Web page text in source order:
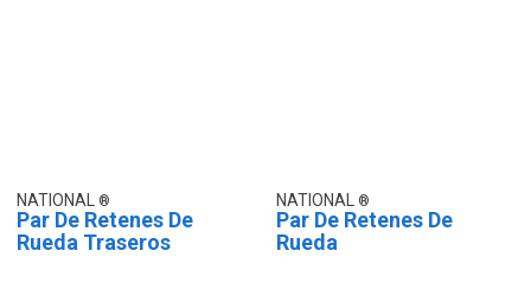
NATIONAL
Par De Retenes De
Rueda Traseros
NATIONAL
Par De Retenes De
Rueda